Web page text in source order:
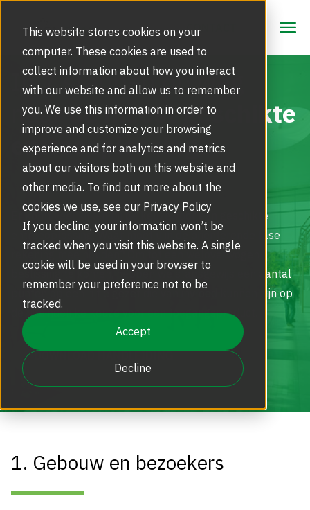
This website stores cookies on your
computer. These cookies are used to
collect information about how you interact
with our website and allow us to remember
you. We use this information in order to
improve and customize your browsing
experience and for analytics and metrics
about our visitors both on this website and
other media. To find out more about the
cookies we use, see our Privacy Policy
If you decline, your information won’t be
tracked when you visit this website. A single
cookie will be used in your browser to
remember your preference not to be
tracked.
Accept
Decline
CONTACT
CONTACT
Oplossingen
Toegangsproducten voor specifieke markten
Touchless Toegangsoplossingen
Beveiligingsoplossingen
BIM en BIM Objecten
Gezichtsherkenning bij toegangsproducten
Producten
Draaideuren | Tourniquetdeuren
Modernisering | Upgrades
Beveiligingsdraaideuren | Toegangssluizen
Beveiligingspoortjes | Toegangspoortjes
Service
Storing of Glasbreuk Melden
Verplicht onderhoud EN 16005 norm
Servicecontract automatische deuren
Registreer uw toegangsproduct
Inspiratie
Inspiratie | Referentieprojecten
Top 3 kennisdocumenten per categorie
Boon Edam op Discovery Channel
FAQ
Werking en Bediening
Specificaties en functionaliteit
Over Ons
De Boon Edam Experience
Ontmoet de Entry Experts
In 7 stappen op weg
naarde meest geschikte
entreeoplossing.
Er komt veel kijken bij de keuze voor een geschikte
entreeoplossing. Waar moet u in de oriënterende fase
rekening mee houden? Om tot een weloverwogen
beslissing te komen, hebben we stapsgewijs een aantal
punten op een rijtje gezet die van invloed kunnen zijn op
de uiteindelijke keuze voor een toegangsproduct.
DOWNLOAD HANDLEIDING
1. Gebouw en bezoekers